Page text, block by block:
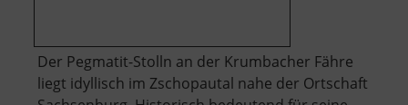
Der Pegmatit-Stolln an der Krumbacher Fähre
liegt idyllisch im Zschopautal nahe der Ortschaft